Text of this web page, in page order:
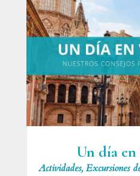
Un día
Actividades,Excursiones